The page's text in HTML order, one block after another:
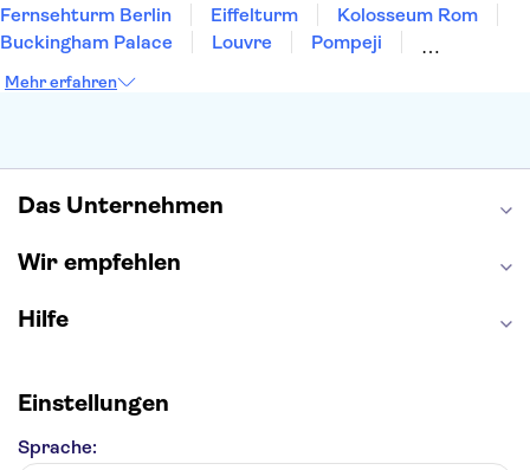
Fernsehturm Berlin
Eiffelturm
Kolosseum Rom
Buckingham Palace
Louvre
Pompeji
Moulin Rouge
Mehr erfahren
Das Unternehmen
Wir empfehlen
Hilfe
Einstellungen
Sprache: